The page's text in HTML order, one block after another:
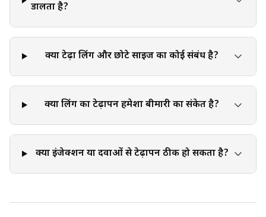
डालता है?
क्या टेढ़ा लिंग और छोटे साइज का कोई संबंध है?
क्या लिंग का टेढ़ापन हमेशा बीमारी का संकेत है?
क्या इंजेक्शन या दवाओं से टेढ़ापन ठीक हो सकता है?